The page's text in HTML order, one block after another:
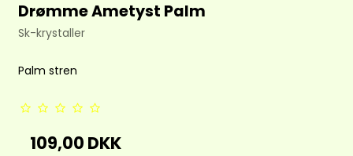
Drømme Ametyst Palm
Sk-krystaller
Palm stren
109,00 DKK